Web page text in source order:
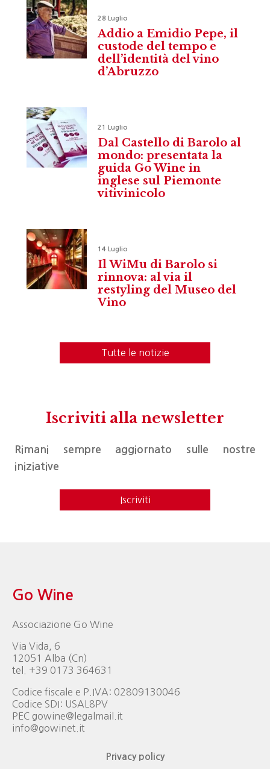
28 Luglio
Addio a Emidio Pepe, il
custode del tempo e
dell’identità del vino
d’Abruzzo
21 Luglio
Dal Castello di Barolo al
mondo: presentata la
guida Go Wine in
inglese sul Piemonte
vitivinicolo
14 Luglio
Il WiMu di Barolo si
rinnova: al via il
restyling del Museo del
Vino
Tutte le notizie
Iscriviti alla newsletter
Rimani sempre aggiornato sulle nostre
iniziative
Iscriviti
Go Wine
Associazione Go Wine
Via Vida, 6
12051 Alba (Cn)
tel. +39 0173 364631
Codice fiscale e P.IVA: 02809130046
Codice SDI: USAL8PV
PEC gowine@legalmail.it
info@gowinet.it
Privacy policy